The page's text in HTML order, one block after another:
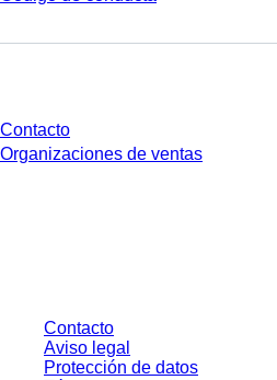
Contacto
Organizaciones de ventas
Contacto
Aviso legal
Protección de datos